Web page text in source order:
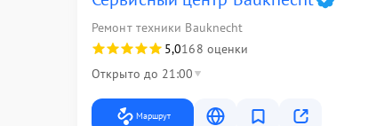
Ремонт техники Bauknecht
5,0168 оценки
Открыто до 21:00
Маршрут